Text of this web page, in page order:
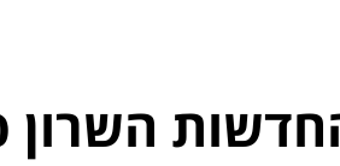
השרון